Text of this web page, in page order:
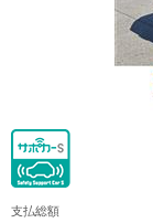
支払総額